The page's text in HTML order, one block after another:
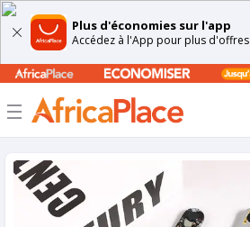
Plus d'économies sur l'app
Accédez à l'App pour plus d'offres